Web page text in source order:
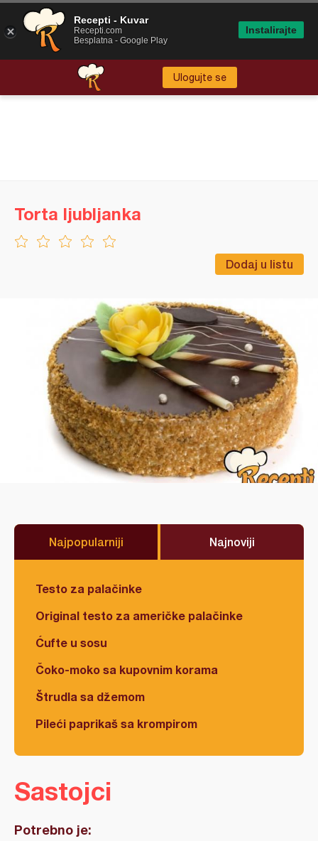
Ulogujte se
Dodaj u listu
Torta ljubljanka
Najpopularniji Najnoviji
Testo za palačinke
Original testo za američke palačinke
Ćufte u sosu
Čoko-moko sa kupovnim korama
Štrudla sa džemom
Pileći paprikaš sa krompirom
Sastojci
Potrebno je:
Recepti - Kuvar
Recepti.com
Besplatna - Google Play
Instalirajte